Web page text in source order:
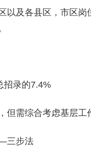
以及各县区，市区
招录的7.4%
但需综合考虑基层工
三步法